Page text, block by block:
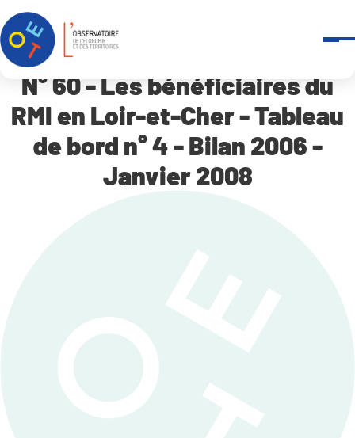
Accueil
N° 60 – Les bénéficiaires du RMI en Loir-et-Cher – Tableau de
N° 60 - Les bénéficiaires du
RMI en Loir-et-Cher - Tableau
de bord n° 4 - Bilan 2006 -
Janvier 2008